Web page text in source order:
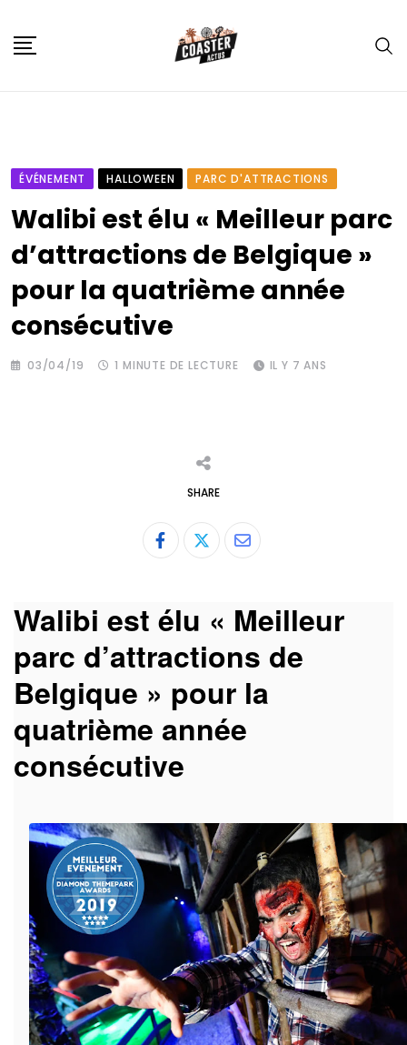
to
content
ÉVÉNEMENT HALLOWEEN PARC D'ATTRACTIONS
Walibi est élu « Meilleur parc
d’attractions de Belgique »
pour la quatrième année
consécutive
03/04/19 1 MINUTE DE LECTURE IL Y 7 ANS
SHARE
Share
Walibi est élu « Meilleur
parc d’attractions de
Belgique » pour la
quatrième année
consécutive